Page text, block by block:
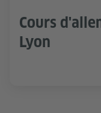
Cours
Lyon